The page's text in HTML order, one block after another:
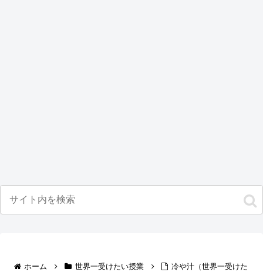
ホーム 世界一受けたい授業
冷や汁（世界一受けた